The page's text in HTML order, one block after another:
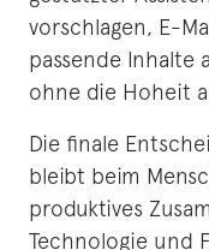
vorschlagen, E-
passende Inhalte
ohne die Hoheit
Die finale
bleibt beim
produktives
Technologie und